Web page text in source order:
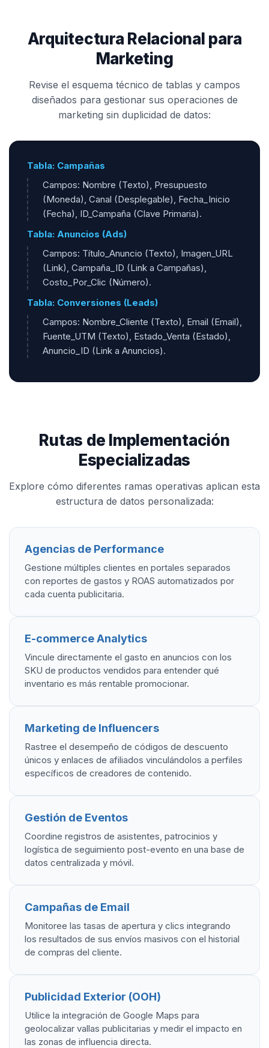
Arquitectura Relacional para
Marketing
Revise el esquema técnico de tablas y campos
diseñados para gestionar sus operaciones de
marketing sin duplicidad de datos:
Tabla: Campañas
Campos: Nombre (Texto), Presupuesto
(Moneda), Canal (Desplegable), Fecha_Inicio
(Fecha), ID_Campaña (Clave Primaria).
Tabla: Anuncios (Ads)
Campos: Título_Anuncio (Texto), Imagen_URL
(Link), Campaña_ID (Link a Campañas),
Costo_Por_Clic (Número).
Tabla: Conversiones (Leads)
Campos: Nombre_Cliente (Texto), Email (Email),
Fuente_UTM (Texto), Estado_Venta (Estado),
Anuncio_ID (Link a Anuncios).
Rutas de Implementación
Especializadas
Explore cómo diferentes ramas operativas aplican esta
estructura de datos personalizada:
Agencias de Performance
Gestione múltiples clientes en portales separados
con reportes de gastos y ROAS automatizados por
cada cuenta publicitaria.
E-commerce Analytics
Vincule directamente el gasto en anuncios con los
SKU de productos vendidos para entender qué
inventario es más rentable promocionar.
Marketing de Influencers
Rastree el desempeño de códigos de descuento
únicos y enlaces de afiliados vinculándolos a perfiles
específicos de creadores de contenido.
Gestión de Eventos
Coordine registros de asistentes, patrocinios y
logística de seguimiento post-evento en una base de
datos centralizada y móvil.
Campañas de Email
Monitoree las tasas de apertura y clics integrando
los resultados de sus envíos masivos con el historial
de compras del cliente.
Publicidad Exterior (OOH)
Utilice la integración de Google Maps para
geolocalizar vallas publicitarias y medir el impacto en
las zonas de influencia directa.